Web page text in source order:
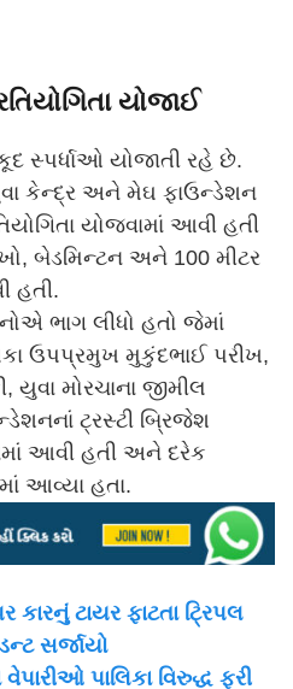
યોજાઈ
સ્પર્ધાઓ યોજાતી રહે છે.
કેન્દ્ર અને મેઘ ફાઉન્ડેશન
યોજવામાં આવી હતી
બેડમિન્ટન અને 100 મીટર
હતી.
ભાગ લીધો હતો જેમાં
ઉપપ્રમુખ મુકુંદભાઈ પરીખ,
યુવા મોરચાના જીમીલ
ટ્રસ્ટી બ્રિજેશ
આવી હતી અને દરેક
આવ્યા હતા.
કારનું ટાયર ફાટતા ટ્રિપલ
સર્જાયો
પાલિકા વિરુદ્ધ ફરી